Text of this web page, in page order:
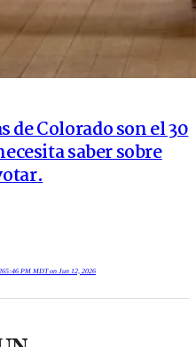
de Colorado son el 30
saber sobre
5:46 PM MDT on Jun 12, 2026